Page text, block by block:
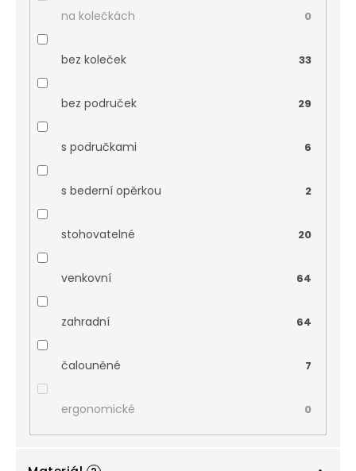
na kolečkách 0
bez koleček 33
bez područek 29
s područkami 6
s bederní opěrkou 2
stohovatelné 20
venkovní 64
zahradní 64
čalouněné 7
ergonomické 0